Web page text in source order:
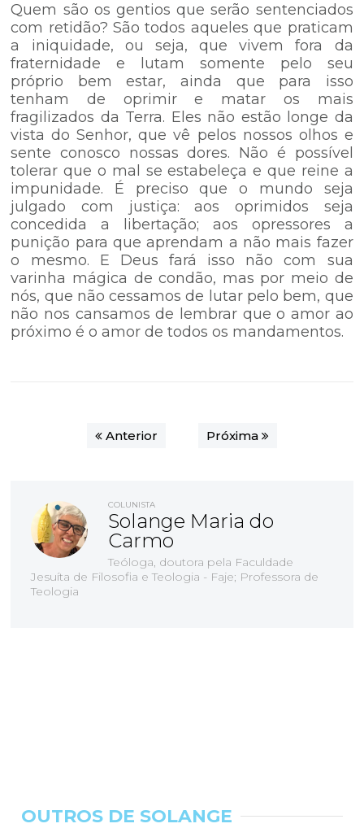
Quem são os gentios que serão sentenciados
com retidão? São todos aqueles que praticam
a iniquidade, ou seja, que vivem fora da
fraternidade e lutam somente pelo seu
próprio bem estar, ainda que para isso
tenham de oprimir e matar os mais
fragilizados da Terra. Eles não estão longe da
vista do Senhor, que vê pelos nossos olhos e
sente conosco nossas dores. Não é possível
tolerar que o mal se estabeleça e que reine a
impunidade. É preciso que o mundo seja
julgado com justiça: aos oprimidos seja
concedida a libertação; aos opressores a
punição para que aprendam a não mais fazer
o mesmo. E Deus fará isso não com sua
varinha mágica de condão, mas por meio de
nós, que não cessamos de lutar pelo bem, que
não nos cansamos de lembrar que o amor ao
próximo é o amor de todos os mandamentos.
Anterior Próxima
COLUNISTA
Solange Maria do
Carmo
Teóloga, doutora pela Faculdade
Jesuíta de Filosofia e Teologia - Faje; Professora de
Teologia
OUTROS DE SOLANGE